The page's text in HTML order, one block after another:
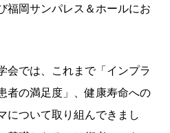
福岡サンパレス＆ホールにお
では、これまで「インプラ
者の満足度」、健康寿命への
について取り組んできまし